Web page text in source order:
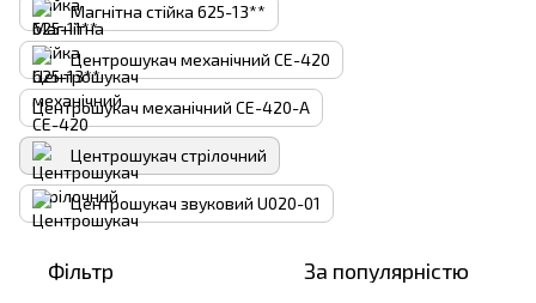
Магнітна стійка 625-13**
Центрошукач механічний CE-420
Центрошукач механічний CE-420-A
Центрошукач стрілочний
Центрошукач звуковий U020-01
Фільтр За популярністю